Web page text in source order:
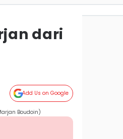
dari
Add Us on Google
Boudoin)